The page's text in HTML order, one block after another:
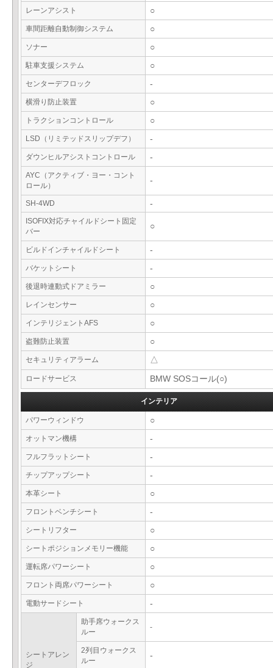
レーンアシスト ○
車間距離自動制御システム ○
ソナー ○
駐車支援システム ○
センターデフロック -
横滑り防止装置 ○
トラクションコントロール ○
LSD（リミテッドスリップデフ） -
ダウンヒルアシストコントロール -
AYC（アクティブ・ヨー・コント
ロール）
-
SH-4WD -
ISOFIX対応チャイルドシート固定
バー
○
ビルドインチャイルドシート -
バケットシート -
後退時連動式ドアミラー ○
レインセンサー ○
インテリジェントAFS ○
盗難防止装置 ○
セキュリティアラーム △
ロードサービス BMW SOSコール(○)
インテリア
パワーウィンドウ ○
オットマン機構 -
フルフラットシート -
チップアップシート -
本革シート ○
フロントベンチシート -
シートリフター ○
シートポジションメモリー機能 ○
運転席パワーシート ○
フロント両席パワーシート ○
電動サードシート -
シートアレン
ジ
助手席ウォークス
ルー
-
2列目ウォークス
ルー
-